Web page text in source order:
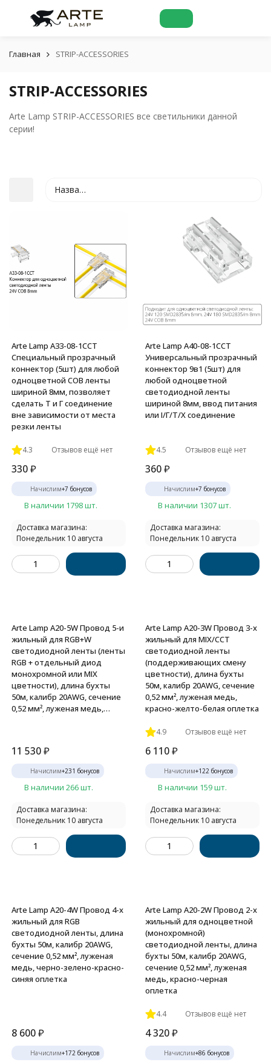
Главная STRIP-ACCESSORIES
STRIP-ACCESSORIES
Arte Lamp STRIP-ACCESSORIES все светильники данной
серии!
Название
покупателей
Arte Lamp A33-08-1CCT
Специальный прозрачный
коннектор (5шт) для любой
одноцветной COB ленты
шириной 8мм, позволяет
сделать Т и Г соединение
вне зависимости от места
резки ленты
4.3 Отзывов ещё нет
330₽
Начислим+7 бонусов
В наличии 1798 шт.
Доставка магазина:
Понедельник 10 августа
Arte Lamp A40-08-1CCT
Универсальный прозрачный
коннектор 9в1 (5шт) для
любой одноцветной
светодиодной ленты
шириной 8мм, ввод питания
или I/Г/Т/X соединение
4.5 Отзывов ещё нет
360₽
Начислим+7 бонусов
В наличии 1307 шт.
Доставка магазина:
Понедельник 10 августа
Arte Lamp A20-5W Провод 5-и
жильный для RGB+W
светодиодной ленты (ленты
RGB + отдельный диод
монохромной или MIX
цветности), длина бухты
50м, калибр 20AWG, сечение
0,52 мм², луженая медь,
черно-бело-зелено-красно-
11 530₽
Начислим+231 бонусов
В наличии 266 шт.
Доставка магазина:
Понедельник 10 августа
Arte Lamp A20-3W Провод 3-х
жильный для MIX/ССT
светодиодной ленты
(поддерживающих смену
цветности), длина бухты
50м, калибр 20AWG, сечение
0,52 мм², луженая медь,
красно-желто-белая оплетка
4.9 Отзывов ещё нет
6 110₽
Начислим+122 бонусов
В наличии 159 шт.
Доставка магазина:
Понедельник 10 августа
Arte Lamp A20-4W Провод 4-х
жильный для RGB
светодиодной ленты, длина
бухты 50м, калибр 20AWG,
сечение 0,52 мм², луженая
медь, черно-зелено-красно-
синяя оплетка
8 600₽
Начислим+172 бонусов
Arte Lamp A20-2W Провод 2-х
жильный для одноцветной
(монохромной)
светодиодной ленты, длина
бухты 50м, калибр 20AWG,
сечение 0,52 мм², луженая
медь, красно-черная
оплетка
4.4 Отзывов ещё нет
4 320₽
Начислим+86 бонусов